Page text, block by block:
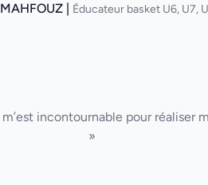
| Éducateur basket U6, U7,
incontournable pour réaliser
»